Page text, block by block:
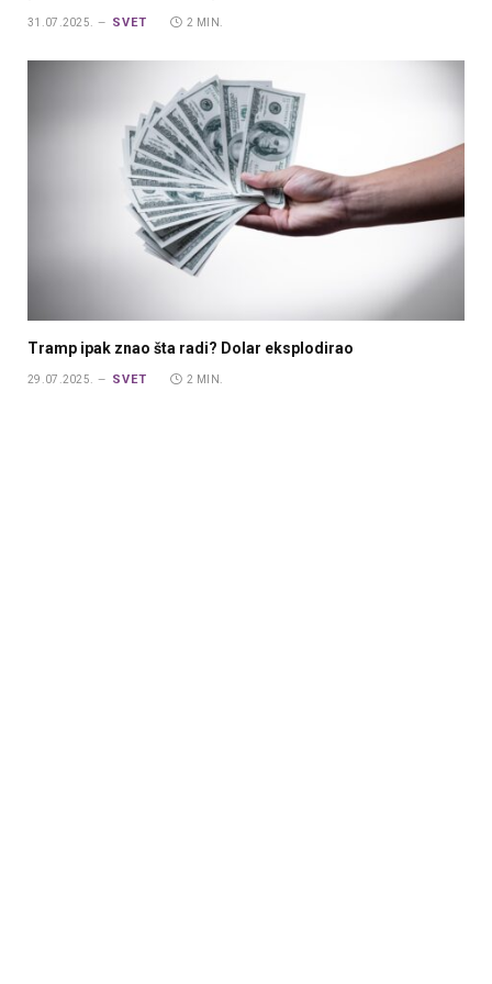
31.07.2025. SVET 2 MIN.
Tramp ipak znao šta radi? Dolar eksplodirao
29.07.2025. SVET 2 MIN.